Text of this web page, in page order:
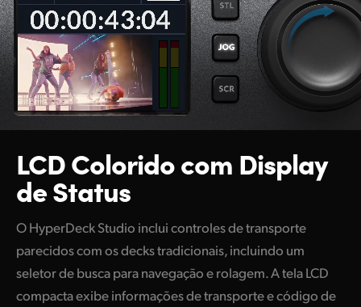
LCD Coloridocom Display
de Status
O HyperDeck Studio inclui controles de transporte
parecidos com os decks tradicionais, incluindo um
seletor de busca para navegação e rolagem. A tela LCD
compacta exibe informações de transporte e código de